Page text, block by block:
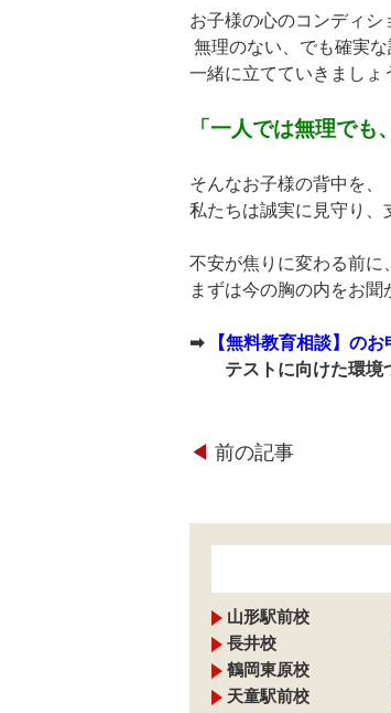
お子様の心のコンディシ
無理のない、でも確実な
一緒に立てていきましょ
「一人では無理でも
そんなお子様の背中を、
私たちは誠実に見守り、
不安が焦りに変わる前に、
まずは今の胸の内をお聞
➡
【無料教育相談】の
テストに向けた環境づ
◀︎ 前の記事
山形駅前校
長井校
鶴岡東原校
天童駅前校